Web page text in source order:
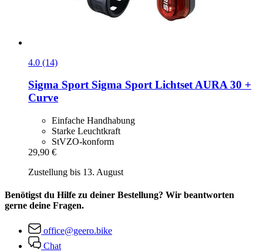
4.0 (14)
Sigma SportSigma Sport Lichtset AURA 30 +
Curve
Einfache Handhabung
Starke Leuchtkraft
StVZO-konform
29,90 €
Zustellung bis 13. August
Benötigst du Hilfe zu deiner Bestellung? Wir beantworten
gerne deine Fragen.
office@geero.bike
Chat